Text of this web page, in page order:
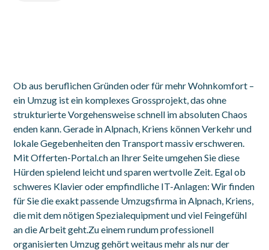
Ob aus beruflichen Gründen oder für mehr Wohnkomfort –
ein Umzug ist ein komplexes Grossprojekt, das ohne
strukturierte Vorgehensweise schnell im absoluten Chaos
enden kann. Gerade in Alpnach, Kriens können Verkehr und
lokale Gegebenheiten den Transport massiv erschweren.
Mit Offerten-Portal.ch an Ihrer Seite umgehen Sie diese
Hürden spielend leicht und sparen wertvolle Zeit. Egal ob
schweres Klavier oder empfindliche IT-Anlagen: Wir finden
für Sie die exakt passende Umzugsfirma in Alpnach, Kriens,
die mit dem nötigen Spezialequipment und viel Feingefühl
an die Arbeit geht.Zu einem rundum professionell
organisierten Umzug gehört weitaus mehr als nur der